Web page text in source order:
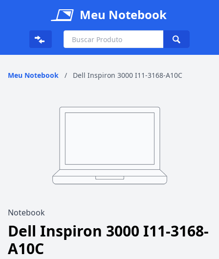
Meu Notebook
Meu Notebook / Dell Inspiron 3000 I11-3168-A10C
Notebook
Dell Inspiron 3000 I11-3168-
A10C